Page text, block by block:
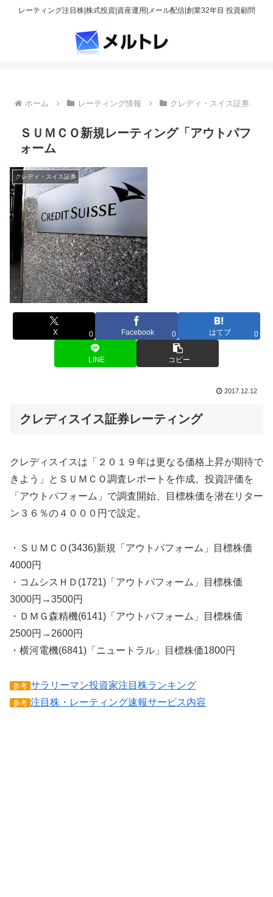
レーティング注目株|株式投資|資産運用|メール配信|創業32年目 投資顧問
ホーム レーティング情報 クレディ・スイス証券
ＳＵＭＣＯ新規レーティング「アウトパフ
ォーム
クレディ・スイス証券
X 0 Facebook 0 はてブ 0
LINE コピー
2017.12.12
クレディスイス証券レーティング
クレディスイスは「２０１９年は更なる価格上昇が期待で
きよう」とＳＵＭＣＯ調査レポートを作成。投資評価を
「アウトパフォーム」で調査開始、目標株価を潜在リター
ン３６％の４０００円で設定。
・ＳＵＭＣＯ(3436)新規「アウトパフォーム」目標株価
4000円
・コムシスＨＤ(1721)「アウトパフォーム」目標株価
3000円→3500円
・ＤＭＧ森精機(6141)「アウトパフォーム」目標株価
2500円→2600円
・横河電機(6841)「ニュートラル」目標株価1800円
参考 サラリーマン投資家注目株ランキング
参考 注目株・レーティング速報サービス内容